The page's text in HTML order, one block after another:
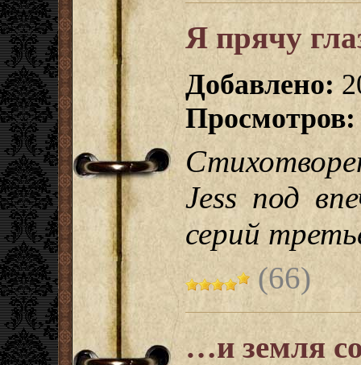
Я прячу
Добавлено:
Просмотров:
Jess под
серий
(66)
…и земля